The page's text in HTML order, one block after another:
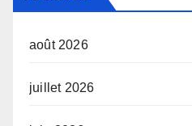
août 2026
juillet 2026